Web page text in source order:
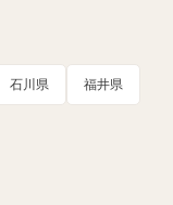
石川県 福井県